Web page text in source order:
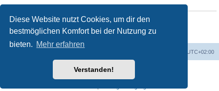
Diese Website nutzt Cookies, um dir den
bestmöglichen Komfort bei der Nutzung zu
bieten. Mehr erfahren
Verstanden!
Du darfst
keine neuen Themen in diesem Forum erstellen.
Du darfstkeine Antworten zu Themen in diesem Forum erstellen.
Du darfst deine Beiträge in diesem Forum nicht ändern.
Du darfst deine Beiträge in diesem Forum
UTC+02:00
Powered byphpBB® Forum Software © phpBB Limited
phpBB.de